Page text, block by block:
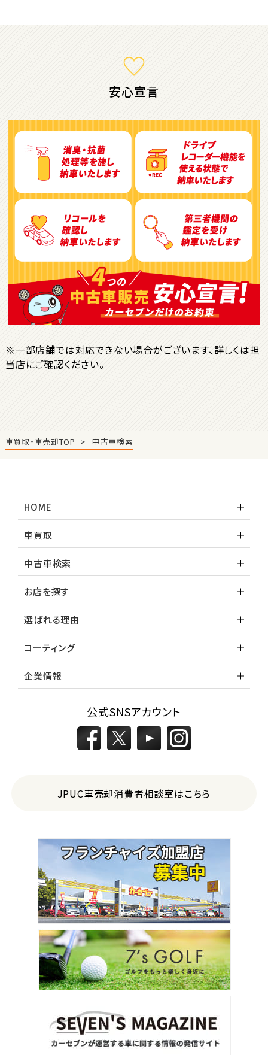
2
アルファード
位
トヨタ
ヴォクシー
ＳＵＶ・クロカン
1 位
トヨタ
ヤリスクロス
安心宣言
※一部店舗では対応できない場合がございます、詳しくは担
当店にご確認ください。
車買取・車売却TOP 中古車検索
HOME
車買取
中古車検索
お店を探す
選ばれる理由
コーティング
企業情報
公式SNSアカウント
JPUC車売却消費者相談室はこちら